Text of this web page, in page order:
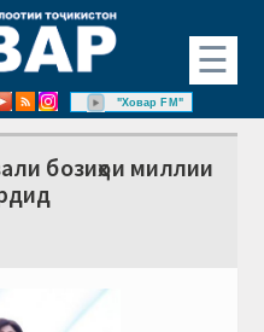
☰
"Ховар FM"
бозиҳои миллии